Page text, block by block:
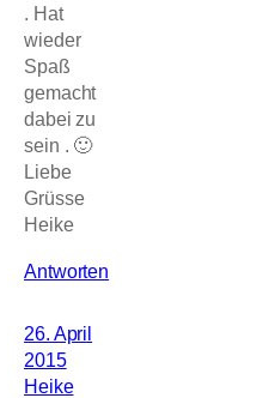
. Hat
wieder
Spaß
gemacht
dabei zu
sein . 🙂
Liebe
Grüsse
Heike
Antworten
26. April
2015
Heike